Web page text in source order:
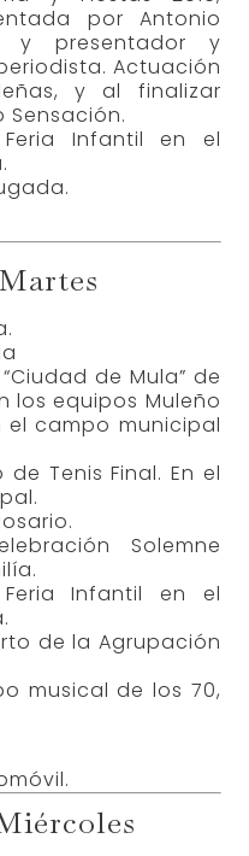
por Antonio
y presentador y
Actuación
y al finalizar
Infantil en el
de Mula” de
los equipos Muleño
el campo municipal
de Tenis Final. En el
Solemne
Infantil en el
de la Agrupación
musical de los 70,